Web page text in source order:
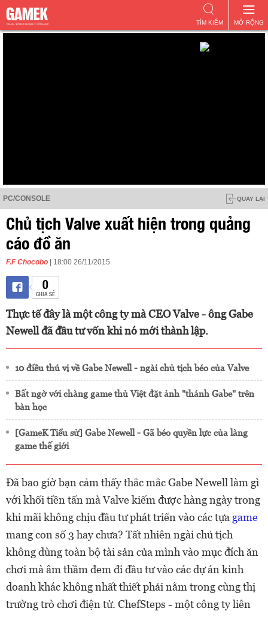
MỞ RỘNG
TÌM KIẾM
PC/CONSOLE QUAY LẠI
Chủ tịch Valve xuất hiện trong quảng
cáo đồ ăn
F.F Chocobo | 18:00 26/11/2015
0
CHIA SẺ
Thực tế đây là một công ty mà CEO Valve - ông Gabe
Newell đã đầu tư vốn khi nó mới thành lập.
10 điều thú vị về Gabe Newell - ngài chủ tịch béo của Valve
Bất ngờ với chàng game thủ Việt đặt ảnh "thánh Gabe" trên
bàn học
[GameK Tiểu sử] Gabe Newell - Gã béo quyền lực của làng
game thế giới
Đã bao giờ bạn cảm thấy thắc mắc Gabe Newell làm gì
với khối tiền tấn mà Valve kiếm được hàng ngày trong
khi mãi không chịu đầu tư phát triển vào các tựa game
mang con số 3 hay chưa? Tất nhiên ngài chủ tịch
không dùng toàn bộ tài sản của mình vào mục đích ăn
chơi mà âm thầm đem đi đầu tư vào các dự án kinh
doanh khác không nhất thiết phải nằm trong cùng thị
trường trò chơi điện tử. ChefSteps - một công ty liên